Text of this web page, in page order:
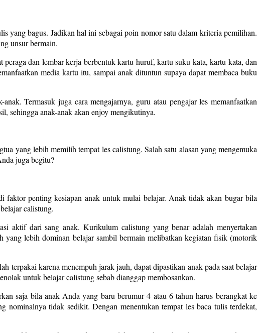
yang bagus. Jadikan hal ini sebagai poin nomor satu dalam kriteria pemilihan.
unsur bermain.
dan lembar kerja berbentuk kartu huruf, kartu suku kata, kartu kata, dan
media kartu itu, sampai anak dituntun supaya dapat membaca buku
Termasuk juga cara mengajarnya, guru atau pengajar les memanfaatkan
sehingga anak-anak akan enjoy mengikutinya.
yang lebih memilih tempat les calistung. Salah satu alasan yang mengemuka
juga begitu?
faktor penting kesiapan anak untuk mulai belajar. Anak tidak akan bugar bila
calistung.
aktif dari sang anak. Kurikulum calistung yang benar adalah menyertakan
yang lebih dominan belajar sambil bermain melibatkan kegiatan fisik (motorik
terpakai karena menempuh jarak jauh, dapat dipastikan anak pada saat belajar
untuk belajar calistung sebab dianggap membosankan.
saja bila anak Anda yang baru berumur 4 atau 6 tahun harus berangkat ke
nominalnya tidak sedikit. Dengan menentukan tempat les baca tulis terdekat,